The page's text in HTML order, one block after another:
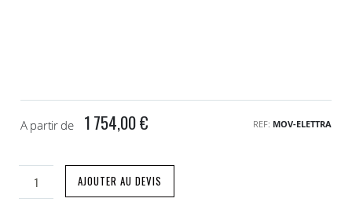
A partir de 1 754,00 € REF MOV-ELETTRA
AJOUTER AU DEVIS